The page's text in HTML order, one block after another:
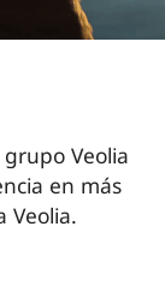
Veolia
en más
Veolia.